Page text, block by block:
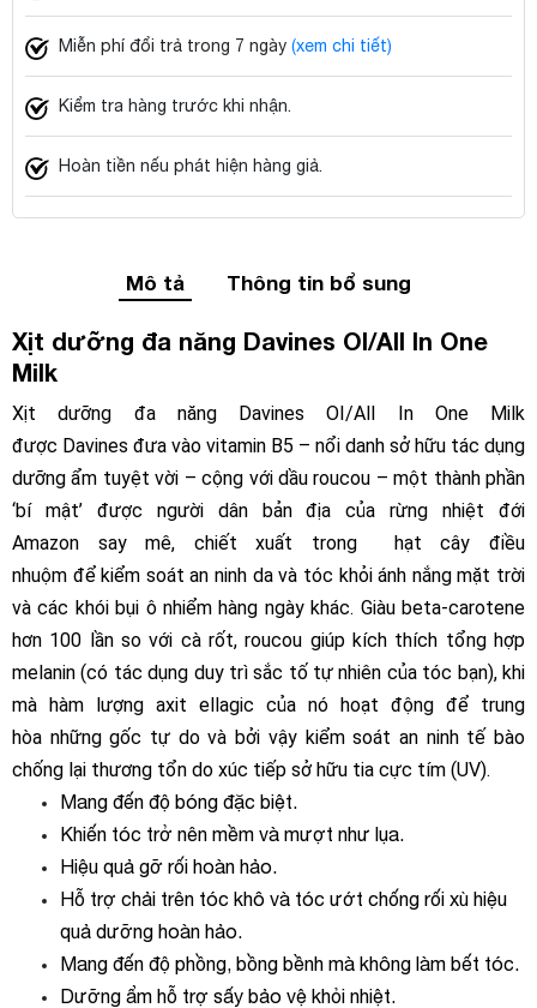
Miễn phí đổi trả trong 7 ngày (xem chi tiết)
Kiểm tra hàng trước khi nhận.
Hoàn tiền nếu phát hiện hàng giả.
Mô tả Thông tin bổ sung
Xịt dưỡng đa năng Davines OI/All In One
Milk
Xịt dưỡng đa năng Davines OI/All In One Milk
được Davines đưa vào vitamin B5 – nổi danh sở hữu tác dụng
dưỡng ẩm tuyệt vời – cộng với dầu roucou – một thành phần
‘bí mật’ được người dân bản địa của rừng nhiệt đới
Amazon say mê, chiết xuất trong hạt cây điều
nhuộm để kiểm soát an ninh da và tóc khỏi ánh nắng mặt trời
và các khói bụi ô nhiểm hàng ngày khác. Giàu beta-carotene
hơn 100 lần so với cà rốt, roucou giúp kích thích tổng hợp
melanin (có tác dụng duy trì sắc tố tự nhiên của tóc bạn), khi
mà hàm lượng axit ellagic của nó hoạt động để trung
hòa những gốc tự do và bởi vậy kiểm soát an ninh tế bào
chống lại thương tổn do xúc tiếp sở hữu tia cực tím (UV).
Mang đến độ bóng đặc biệt.
Khiến tóc trở nên mềm và mượt như lụa.
Hiệu quả gỡ rối hoàn hảo.
Hỗ trợ chải trên tóc khô và tóc ướt chống rối xù hiệu
quả dưỡng hoàn hảo.
Mang đến độ phồng, bồng bềnh mà không làm bết tóc.
Dưỡng ẩm hỗ trợ sấy bảo vệ khỏi nhiệt.